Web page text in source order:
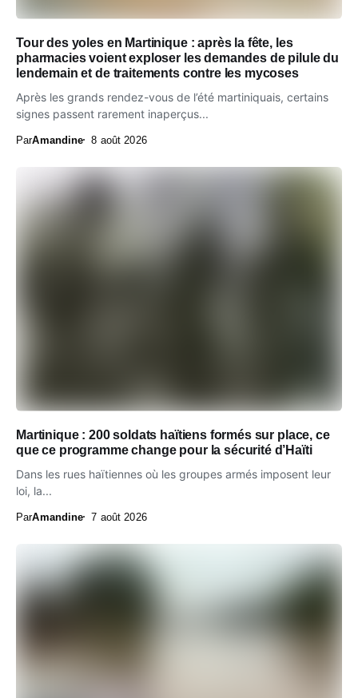
Tour des yoles en Martinique : après la fête, les
pharmacies voient exploser les demandes de pilule du
lendemain et de traitements contre les mycoses
Après les grands rendez-vous de l’été martiniquais, certains
signes passent rarement inaperçus...
ParAmandine 8 août 2026
Martinique : 200 soldats haïtiens formés sur place, ce
que ce programme change pour la sécurité d’Haïti
Dans les rues haïtiennes où les groupes armés imposent leur
loi, la...
ParAmandine 7 août 2026